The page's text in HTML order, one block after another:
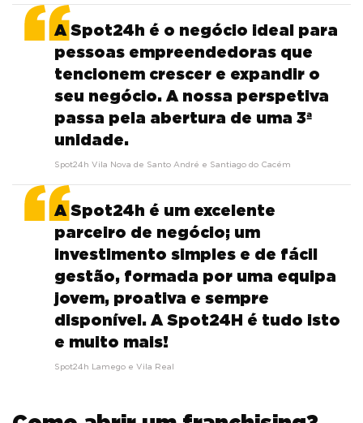
A Spot24h é o negócio ideal para
pessoas empreendedoras que
tencionem crescer e expandir o
seu negócio. A nossa perspetiva
passa pela abertura de uma 3ª
unidade.
Spot24h Vila Nova de Santo André e Santiago do Cacém
A Spot24h é um excelente
parceiro de negócio; um
investimento simples e de fácil
gestão, formada por uma equipa
jovem, proativa e sempre
disponível. A Spot24H é tudo isto
e muito mais!
Spot24h Lamego e Vila Real